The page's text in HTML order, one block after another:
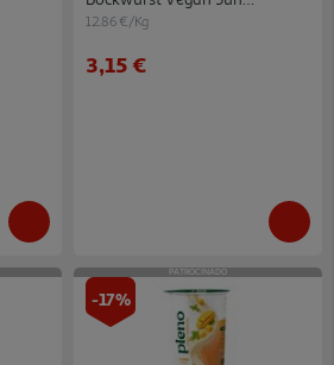
400(245)g
12.86 €/Kg
3,15 €
PATROCINADO
-17%